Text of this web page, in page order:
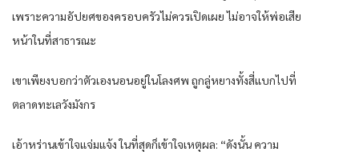
เพราะความอัปยศของครอบครัวไม่ควรเปิดเผย ไม่อาจให้พ่อเสีย
หน้าในที่สาธารณะ
เขาเพียงบอกว่าตัวเองนอนอยู่ในโลงศพ ถูกลู่หยางทั้งสี่แบกไปที่
ตลาดทะเลวังมังกร
เอ้าหร่านเข้าใจแจ่มแจ้ง ในที่สุดก็เข้าใจเหตุผล: “ดังนั้น ความ